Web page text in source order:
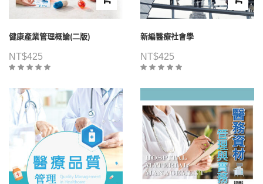
健康產業管理概論(二版)
NT$425
新編醫療社會學
NT$425